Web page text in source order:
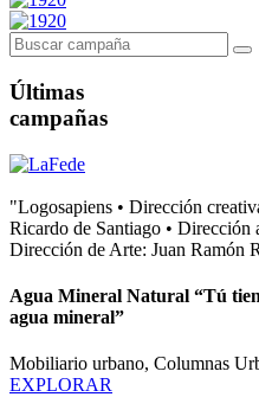
Últimas
campañas
"Logosapiens • Dirección
Ricardo de Santiago • Dirección
Dirección de Arte: Juan Ramón
Agua Mineral Natural “Tú
agua mineral”
Mobiliario urbano, Columnas
EXPLORAR